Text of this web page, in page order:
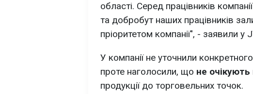
області. Серед працівників
та добробут наших працівників
пріоритетом компанії", - заявили у
У компанії не уточнили
проте наголосили, що не очікують
продукції до торговельних точок.